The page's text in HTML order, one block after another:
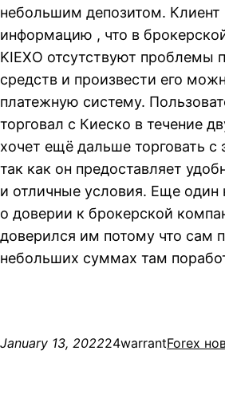
небольшим депозитом. Клиент
информацию , что в
KIEXO отсутствуют проблемы
средств и произвести его
платежную систему.
торговал с Киеско в течение
хочет ещё дальше торговать
так как он предоставляет
и отличные условия. Еще один
о доверии к брокерской
доверился им потому что сам
небольших суммах там
January 13, 202224warrantForex